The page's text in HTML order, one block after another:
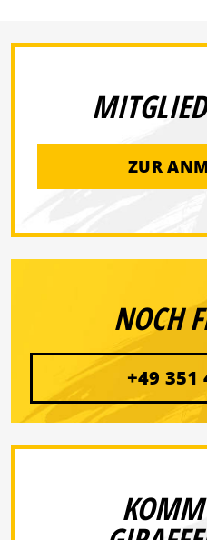
ZUR
NOCH
+49 351